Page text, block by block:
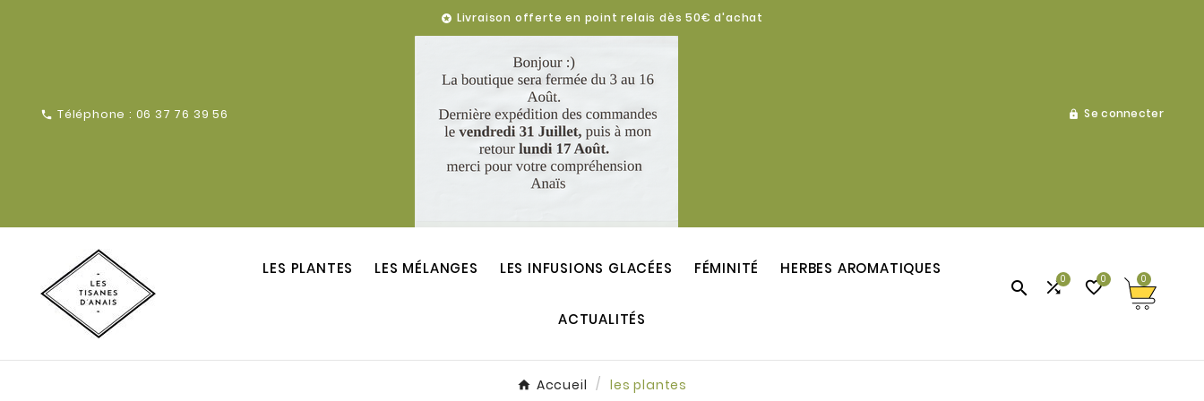
 Téléphone : 06 37 76 39 56
 Livraison offerte en point relais dès 50€ d'achat
 Se connecter
LES PLANTES LES MÉLANGES LES INFUSIONS GLACÉES FÉMINITÉ HERBES AROMATIQUES
ACTUALITÉS
 0 0 0
Accueil les plantes
Annoni Mar 15 Charles Annoni Mar 15
Charles Annoni
Un rêve qui devient réalité...?
Mar 15
Charles Annoni
Points de vente
Mar 15
Charles Annoni
Mar 15